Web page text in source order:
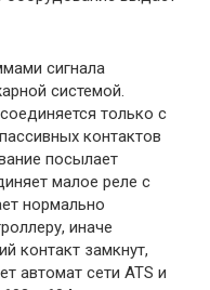
сигнала
системой.
только с
контактов
посылает
малое реле с
нормально
иначе
контакт замкнут,
автомат сети ATS и